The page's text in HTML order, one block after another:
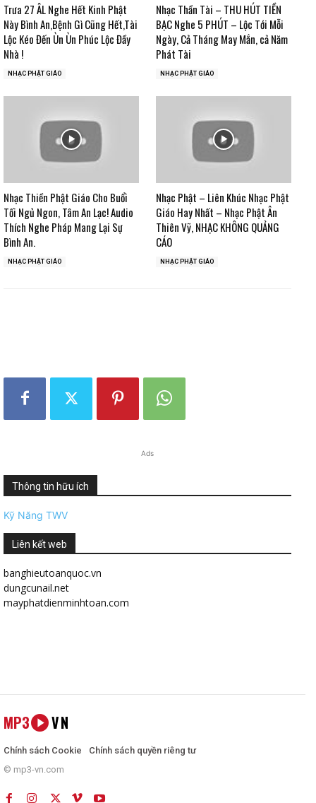
Trưa 27 ÂL Nghe Hết Kinh Phật
Này Bình An,Bệnh Gì Cũng Hết,Tài
Lộc Kéo Đến Ùn Ùn Phúc Lộc Đầy
Nhà !
NHẠC PHẬT GIÁO
Nhạc Thần Tài – THU HÚT TIỀN
BẠC Nghe 5 PHÚT – Lộc Tới Mỗi
Ngày, Cả Tháng May Mắn, cả Năm
Phát Tài
NHẠC PHẬT GIÁO
Nhạc Thiền Phật Giáo Cho Buổi
Tối Ngủ Ngon, Tâm An Lạc! Audio
Thích Nghe Pháp Mang Lại Sự
Bình An.
NHẠC PHẬT GIÁO
Nhạc Phật – Liên Khúc Nhạc Phật
Giáo Hay Nhất – Nhạc Phật Ân
Thiên Vỹ, NHẠC KHÔNG QUẢNG
CÁO
NHẠC PHẬT GIÁO
Ads
Thông tin hữu ích
Kỹ Năng TWV
Liên kết web
banghieutoanquoc.vn
dungcunail.net
mayphatdienminhtoan.com
MP3 VN
Chính sách Cookie
Chính sách quyền riêng tư
© mp3-vn.com